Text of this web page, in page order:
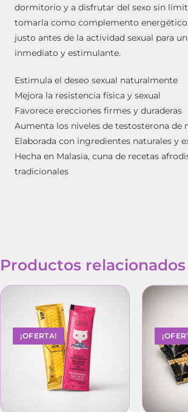
dormitorio y a disfrutar del sexo sin
tomarla como complemento energético
justo antes de la actividad sexual para
inmediato y estimulante.
Estimula el deseo sexual naturalmente
Mejora la resistencia física y sexual
Favorece erecciones firmes y duraderas
Aumenta los niveles de testosterona de
Elaborada con ingredientes naturales y
Hecha en Malasia, cuna de recetas
tradicionales
Productos relacionados
¡OFERTA!